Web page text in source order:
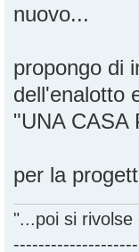
nuovo...
propongo di
dell'enalotto
"UNA CASA
per la
"...poi si rivolse